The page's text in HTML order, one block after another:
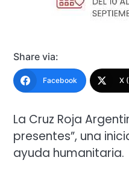
Share via:
Facebook X
La Cruz Roja
presentes”, una
ayuda humanitaria.